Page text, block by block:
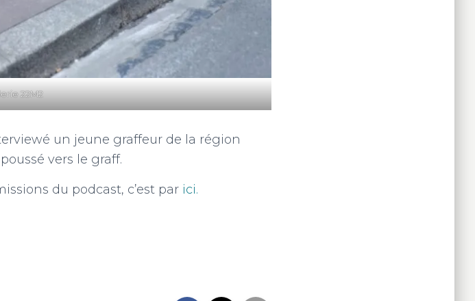
22M2
un jeune graffeur de la région
vers le graff.
du podcast, c’est par ici.